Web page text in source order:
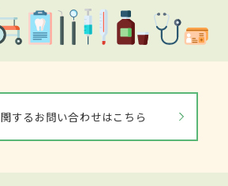
するお問い合わせはこちら